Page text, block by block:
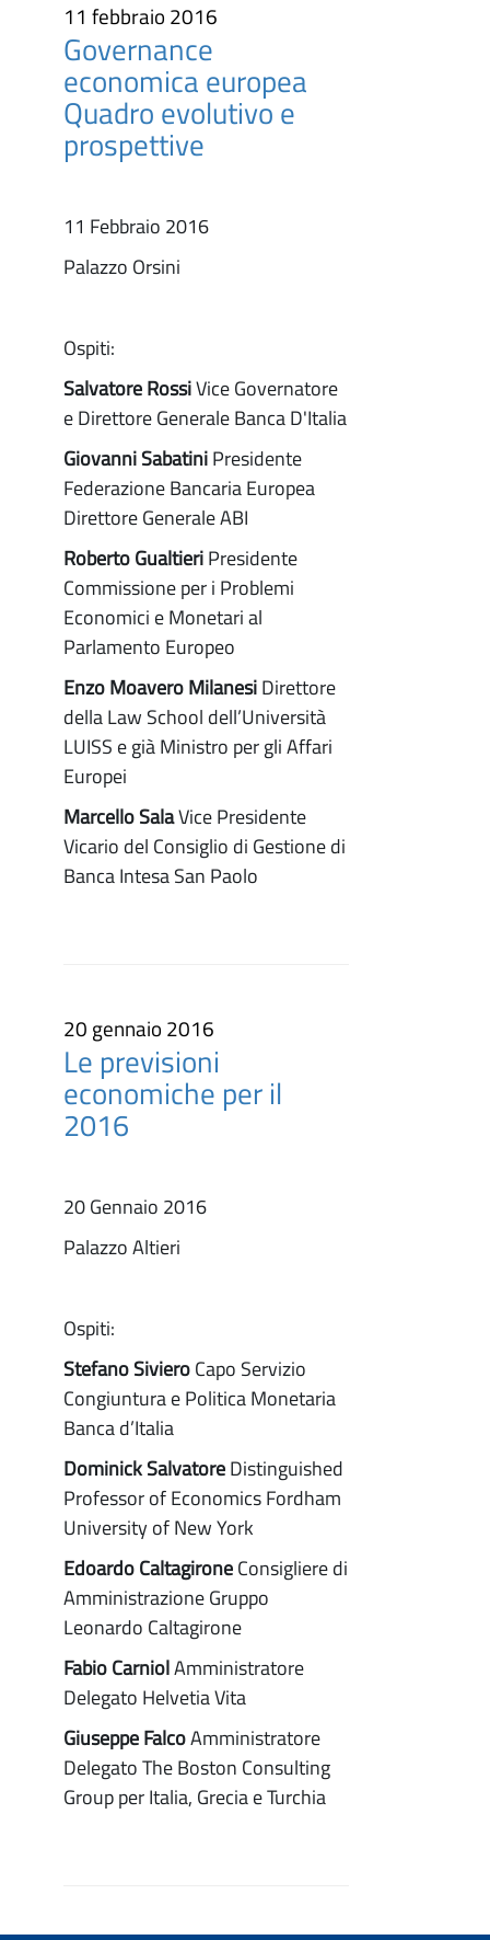
11 febbraio 2016
Governance
economica europea
Quadro evolutivo e
prospettive
11 Febbraio 2016
Palazzo Orsini
Ospiti:
Salvatore RossiVice Governatore
e Direttore Generale Banca D'Italia
Giovanni SabatiniPresidente
Federazione Bancaria Europea
Direttore Generale ABI
Roberto GualtieriPresidente
Commissione per i Problemi
Economici e Monetari al
Parlamento Europeo
Enzo Moavero MilanesiDirettore
della Law School dell’Università
LUISS e già Ministro per gli Affari
Europei
Marcello SalaVice Presidente
Vicario del Consiglio di Gestione di
Banca Intesa San Paolo
20 gennaio 2016
Le previsioni
economiche per il
2016
20 Gennaio 2016
Palazzo Altieri
Ospiti:
Stefano SivieroCapo Servizio
Congiuntura e Politica Monetaria
Banca d’Italia
Dominick SalvatoreDistinguished
Professor of Economics Fordham
University of New York
Edoardo CaltagironeConsigliere di
Amministrazione Gruppo
Leonardo Caltagirone
Fabio CarniolAmministratore
Delegato Helvetia Vita
Giuseppe FalcoAmministratore
Delegato The Boston Consulting
Group per Italia, Grecia e Turchia